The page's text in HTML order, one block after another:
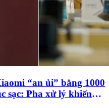
“an ủi” bằng 1000
sạc: Pha xử lý khiến